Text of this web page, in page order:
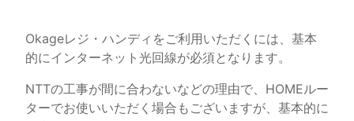
Okageレジ・ハンディをご利用いただくには、基本
的にインターネット光回線が必須となります。
NTTの工事が間に合わないなどの理由で、HOMEルー
ターでお使いいただく場合もございますが、基本的に